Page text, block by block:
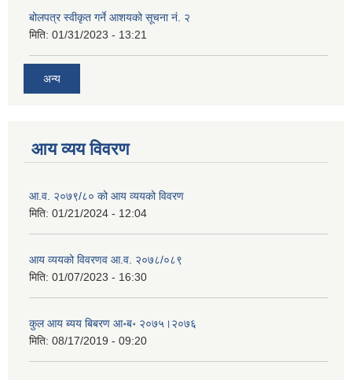
बोलपत्र स्वीकृत गर्ने आशयको सूचना नं. २
मिति: 01/31/2023 - 13:21
अन्य
आय व्यय विवरण
आ.व. २०७९/८० को आय व्ययको विवरण
मिति: 01/21/2024 - 12:04
आय व्ययको विवरणव आ.व. २०७८/०८९
मिति: 01/07/2023 - 16:30
कुल आय ब्यय बिबरण आ॰ब॰ २०७५।२०७६
मिति: 08/17/2019 - 09:20